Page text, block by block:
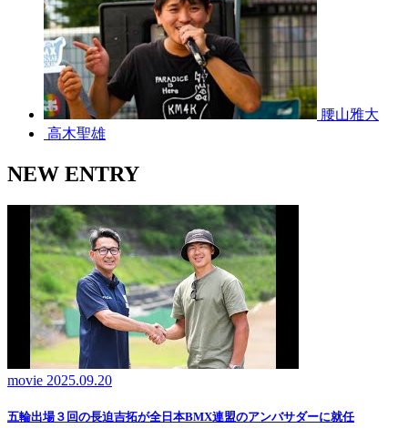
腰山雅大
高木聖雄
NEW ENTRY
movie 2025.09.20
五輪出場３回の長迫吉拓が全日本BMX連盟のアンバサダーに就任